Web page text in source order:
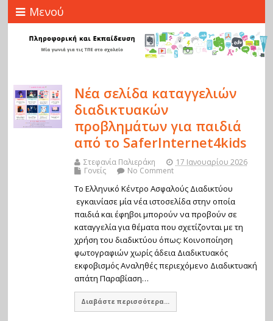
Μενού
Νέα σελίδα καταγγελιών
διαδικτυακών
προβλημάτων για παιδιά
από το SaferInternet4kids
Στεφανία Παλιεράκη
17 Ιανουαρίου 2026
Γονείς
No Comment
Το Ελληνικό Κέντρο Ασφαλούς Διαδικτύου
εγκαινίασε μία νέα ιστοσελίδα στην οποία
παιδιά και έφηβοι μπορούν να προβούν σε
καταγγελία για θέματα που σχετίζονται με τη
χρήση του διαδικτύου όπως: Κοινοποίηση
φωτογραφιών χωρίς άδεια Διαδικτυακός
εκφοβισμός Αναληθές περιεχόμενο Διαδικτυακή
απάτη Παραβίαση…
Διαβάστε περισσότερα...